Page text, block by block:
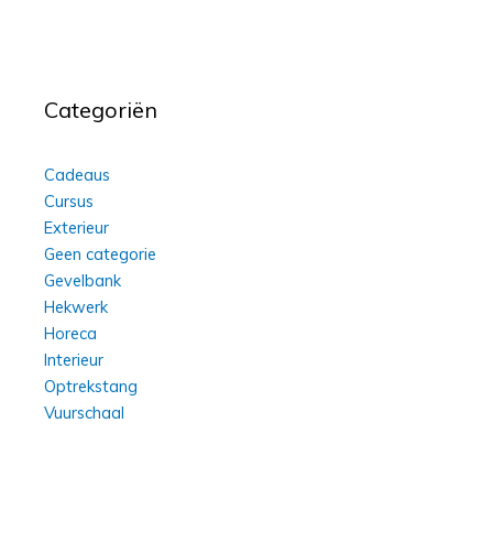
Categoriën
Cadeaus
Cursus
Exterieur
Geen categorie
Gevelbank
Hekwerk
Horeca
Interieur
Optrekstang
Vuurschaal